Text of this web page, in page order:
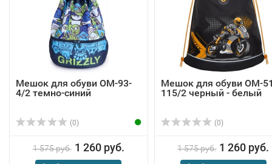
Мешок для обуви OM-93-
4/2 темно-синий
(0)
1 575 руб. 1 260 руб.
Мешок для обуви OM-
115/2 черный - белый
(0)
1 575 руб. 1 260 руб.